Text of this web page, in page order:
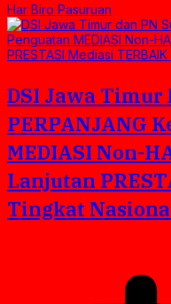
Har Biro Pasuruan
DSI Jawa Timur
PERPANJANG
MEDIASI Non-
Lanjutan
Tingkat